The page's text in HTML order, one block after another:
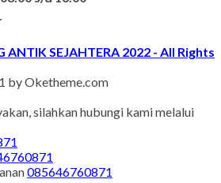
s/d 21.00
s/d 16.00
SEJAHTERA 2022 - All Rights
by Oketheme.com
silahkan hubungi kami melalui